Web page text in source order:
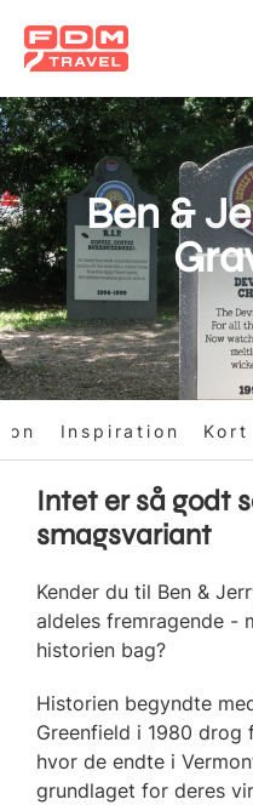
Gå
til
hovedindhold
Ben &
Inspiration Kort
Intet er så godt
smagsvariant
Kender du til Ben &
aldeles fremragende -
historien bag?
Historien begyndte
Greenfield i 1980 drog
hvor de endte i
grundlaget for deres